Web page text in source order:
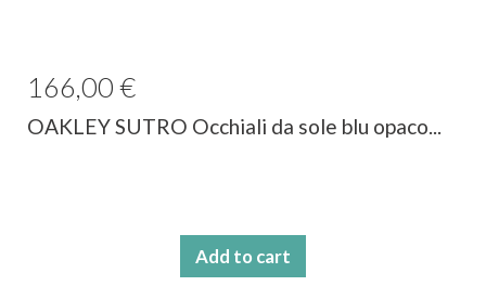
166,00 €
OAKLEY SUTRO Occhiali da sole blu opaco...
Add to cart